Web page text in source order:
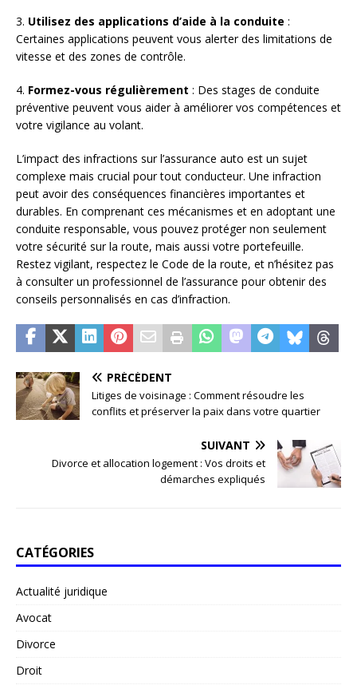
3. Utilisez des applications d’aide à la conduite :
Certaines applications peuvent vous alerter des limitations de
vitesse et des zones de contrôle.
4. Formez-vous régulièrement : Des stages de conduite
préventive peuvent vous aider à améliorer vos compétences et
votre vigilance au volant.
L’impact des infractions sur l’assurance auto est un sujet
complexe mais crucial pour tout conducteur. Une infraction
peut avoir des conséquences financières importantes et
durables. En comprenant ces mécanismes et en adoptant une
conduite responsable, vous pouvez protéger non seulement
votre sécurité sur la route, mais aussi votre portefeuille.
Restez vigilant, respectez le Code de la route, et n’hésitez pas
à consulter un professionnel de l’assurance pour obtenir des
conseils personnalisés en cas d’infraction.
PRÉCÉDENT
Litiges de voisinage : Comment résoudre les
conflits et préserver la paix dans votre quartier
SUIVANT
Divorce et allocation logement : Vos droits et
démarches expliqués
CATÉGORIES
Actualité juridique
Avocat
Divorce
Droit